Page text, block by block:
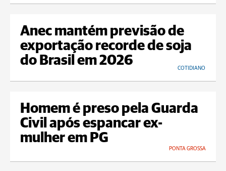
Anec mantém previsão de
exportação recorde de soja
do Brasil em 2026
COTIDIANO
Homem é preso pela Guarda
Civil após espancar ex-
mulher em PG
PONTA GROSSA